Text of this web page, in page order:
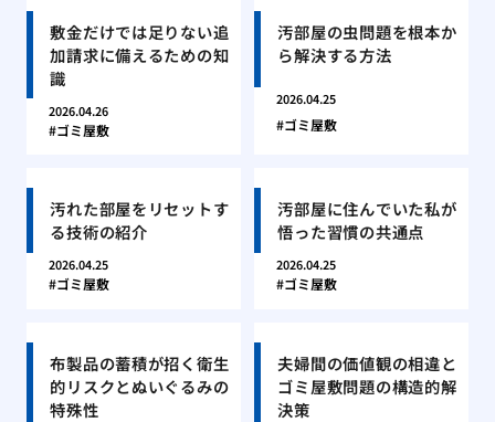
敷金だけでは足りない追
加請求に備えるための知
識
2026.04.26
ゴミ屋敷
汚部屋の虫問題を根本か
ら解決する方法
2026.04.25
ゴミ屋敷
汚れた部屋をリセットす
る技術の紹介
2026.04.25
ゴミ屋敷
汚部屋に住んでいた私が
悟った習慣の共通点
2026.04.25
ゴミ屋敷
布製品の蓄積が招く衛生
的リスクとぬいぐるみの
特殊性
夫婦間の価値観の相違と
ゴミ屋敷問題の構造的解
決策